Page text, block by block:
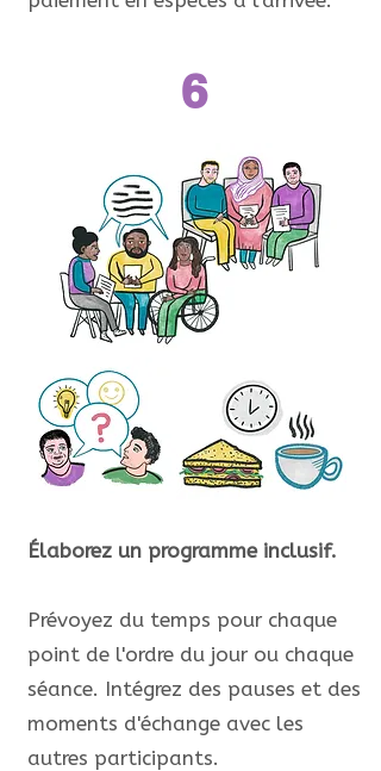
6
Élaborez un programme inclusif.
Prévoyez du temps pour chaque
point de l'ordre du jour ou chaque
séance. Intégrez des pauses et des
moments d'échange avec les
autres participants.